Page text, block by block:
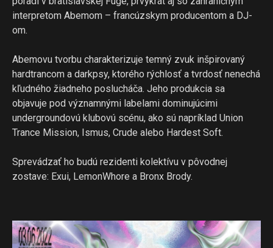
interpretom Abemom – francúzskym producentom a DJ-
om.
Abemovu tvorbu charakterizuje temný zvuk inšpirovaný
hardtrancom a darkpsy, ktorého rýchlosť a tvrdosť nenechá
kľudného žiadneho poslucháča. Jeho produkcia sa
objavuje pod významnými labelami dominujúcimi
undergroundovú klubovú scénu, ako sú napríklad Union
Trance Mission, Ismus, Crude alebo Hardest Soft.
Sprevádzať ho budú rezidenti kolektívu v pôvodnej
zostave: Exui, LemonWhore a Bronx Brody.